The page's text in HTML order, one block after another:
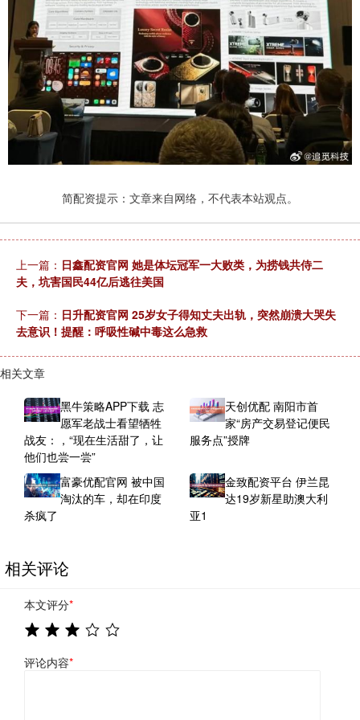
简配资提示：文章来自网络，不代表本站观点。
上一篇： 日鑫配资官网 她是体坛冠军一大败类，为捞钱共侍二
夫，坑害国民44亿后逃往美国
下一篇： 日升配资官网 25岁女子得知丈夫出轨，突然崩溃大哭失
去意识！提醒：呼吸性碱中毒这么急救
相关文章
黑牛策略APP下载 志
愿军老战士看望牺牲
战友：，“现在生活甜了，让
他们也尝一尝”
天创优配 南阳市首
家“房产交易登记便民
服务点”授牌
富豪优配官网 被中国
淘汰的车，却在印度
杀疯了
金致配资平台 伊兰昆
达19岁新星助澳大利
亚1
相关评论
本文评分*
评论内容*